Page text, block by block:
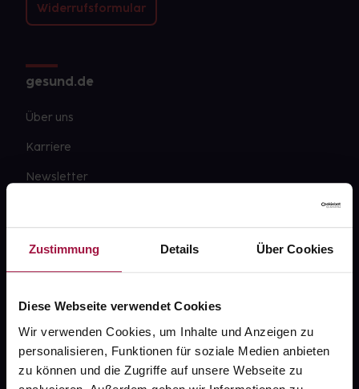
Zustimmung Details Über Cookies
Diese Webseite verwendet Cookies
Wir verwenden Cookies, um Inhalte und Anzeigen zu
personalisieren, Funktionen für soziale Medien anbieten
zu können und die Zugriffe auf unsere Webseite zu
Widerrufsformular
gesund.de
Über uns
Karriere
Newsletter
Datenschutz
AGB
Impressum